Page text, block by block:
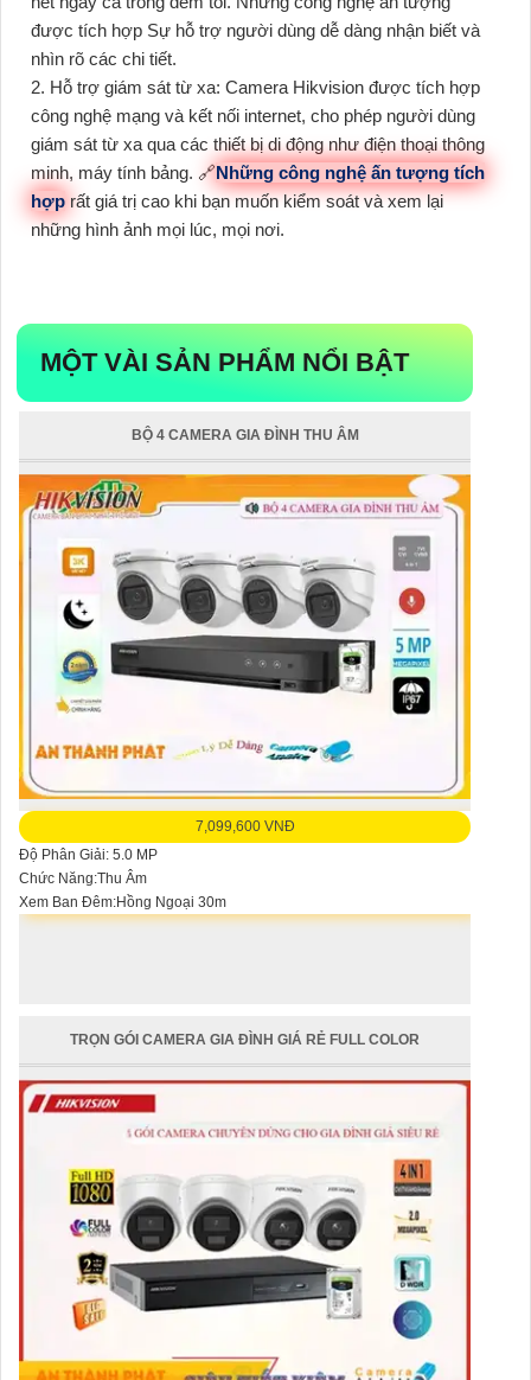
được tích hợp Sự hỗ trợ người dùng dễ dàng nhận biết và
nhìn rõ các chi tiết.
2. Hỗ trợ giám sát từ xa: Camera Hikvision được tích hợp
công nghệ mạng và kết nối internet, cho phép người dùng
giám sát từ xa qua các thiết bị di động như điện thoại thông
minh, máy tính bảng. 🔗Những công nghệ ấn tượng tích
hợp rất giá trị cao khi bạn muốn kiểm soát và xem lại
những hình ảnh mọi lúc, mọi nơi.
MỘT VÀI SẢN PHẨM NỔI BẬT
BỘ 4 CAMERA GIA ĐÌNH THU ÂM
7,099,600 VNĐ
Độ Phân Giải: 5.0 MP
Chức Năng:Thu Âm
Xem Ban Đêm:Hồng Ngoại 30m
TRỌN GÓI CAMERA GIA ĐÌNH GIÁ RẺ FULL COLOR